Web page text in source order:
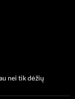
nei tik dėžių